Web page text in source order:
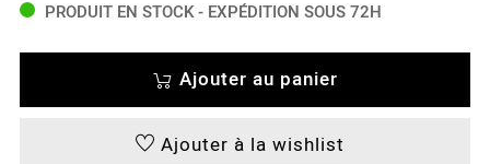
PRODUIT EN STOCK - EXPÉDITION SOUS 72H
Ajouter au panier
Ajouter à la wishlist